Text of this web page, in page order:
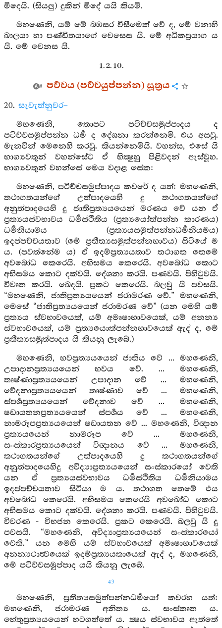
මිදෙයි. (සියලු) දුකින් මිදේ යයි කියමි.
මහණෙනි, යම් මේ බඹසර විසීමෙක් වේ ද, මේ වනාහි
බාලයා හා පණ්ඩිතයාගේ වෙසෙස යි. මේ අධිකප්‍රයාග ය
යි. මේ වෙනස යි.
1. 2. 10.
පච්චය (පච්චයුප්පන්න) සූත්‍රය
20. සැවැත්නුවර–
මහණෙනි, තොපට පටිච්චසමුප්පාදය ද
පටිච්චසමුප්පන්න ධර්‍ම ද දේශනා කරන්නෙමි. එය අසවු.
මැනවින් මෙනෙහි කරවු. කියන්නෙමියි. වහන්ස, එසේ යි
භාග්‍යවතුන් වහන්සේට ඒ භික්‍ෂුහු පිළිවදන් ඇස්වූහ.
භාග්‍යවතුන් වහන්සේ මෙය වදාළ සේක:
මහණෙනි, පටිච්චසමුප්පාදය කවරේ ද යත්: මහණෙනි,
තථාගතයන්ගේ උත්පාදයෙහි දු තථාගතයන්ගේ
අනුත්පාදයෙහි දු ජාතිප්‍රත්‍යයයෙන් මරණය වේ යන ඒ
ප්‍රත්‍යයස්වභාවය ධර්‍මස්ථිතිය (ප්‍රත්‍යයෝත්පන්න කාරණය)
ධර්‍මනියාමය (ප්‍රත්‍යයසමුත්පන්නධර්‍මනියමය)
ඉදප්පච්චයතාව (මේ ප්‍රතීත්‍යසමුත්පන්නභාවය) සිටියේ ම
ය. (පවත්නේම ය) ඒ ඉදම්ප්‍රත්‍යයතාව තථාගත තෙමේ
අවබෝධ කෙරෙයි. අභිසමය කෙරෙයි. අවබෝධ කොට
අභිසමය කොට දක්වයි. දේශනා කරයි. පණවයි. පිහිටුවයි.
විවෘත කරයි. බෙදයි. ප්‍රකට කෙරෙයි. බලවු යි පවසයි.
“මහණෙනි, ජාතිප්‍රත්‍යයයෙන් ජරාමරණ වේ.” මහණෙනි,
මෙසේ “ජාතිප්‍රත්‍යයයෙන් ජරාමරණ වේ” (යන මෙහි යම්
ප්‍රත්‍යය ස්වභාවයෙක්, යම් අමෘෂාභාවයෙක්, යම් අනන්‍ය
ස්වභාවයෙක්, යම් ප්‍රත්‍යයොත්පන්නභාවයෙක් ඇද් ද, මේ
ප්‍රතීත්‍යසමුත්පාදය යි කියනු ලැබේ.)
මහණෙනි, භවප්‍රත්‍යයයෙන් ජාතිය වේ ... මහණෙනි,
උපාදානප්‍රත්‍යයයෙන් භවය වේ. ... මහණෙනි,
තෘෂ්ණාප්‍රත්‍යයයෙන් උපාදාන වේ ... මහණෙනි,
වේදනාප්‍රත්‍යයයෙන් තෘෂ්ණාව වේ ... මහණෙනි,
ස්පර්‍ශප්‍රත්‍යයයෙන් වේදනාව වේ ... මහණෙනි,
ෂඩායතනප්‍රත්‍යයයෙන් ස්පර්‍ශය වේ ... මහණෙනි,
නාමරූපප්‍රත්‍යයයෙන් ෂඩායතන වේ ... මහණෙනි, විඥාන
ප්‍රත්‍යයයෙන් නාමරූප වේ ... මහණෙනි,
සංස්කාරප්‍රත්‍යයයෙන් විඥානය වේ ... මහණෙනි,
තථාගතයන්ගේ උත්පාදයෙහි දු තථාගතයන්ගේ
අනුත්පාදයෙහිදු අවිද්‍යාප්‍රත්‍යයයෙන් සංස්කාරයෝ වෙති
යන ඒ ප්‍රත්‍යයස්වභාවය ධර්‍මස්ථිතිය ධර්‍මනියාමය
ඉදප්පච්චයතාව සිටියා ම ය. තථාගත තෙමේ එය
අවබෝධ කෙරෙයි. අභිසමය කෙරෙයි අවබෝධ කොට
අභිසමය කොට දක්වයි. දේශනා කරයි. පණවයි. පිහිටුවයි.
විවරණ - විභජන කෙරෙයි. ප්‍රකට කෙරෙයි. බලවු යි දු
පවසයි. “මහණෙනි, අවිද්‍යාප්‍රත්‍යයයෙන් සංස්කාරයෝ
වෙති.” යන මෙහි යම් ස්වභාවයෙක් අමෘෂාභාවයෙක්
අනන්‍යථාත්‍වයෙක් ඉදම්ප්‍රත්‍යයතායෙක් ඇද් ද, මහණෙනි,
මේ පටිච්චසමුප්පාද යයි කියනු ලැබේ.
43
මහණෙනි, ප්‍රතීත්‍යසමුත්පන්නධර්‍මයෝ කවරහ යත්:
මහණෙනි, ජරාමරණ අනිත්‍ය ය. සංස්කෘත ය.
හේතුප්‍රත්‍යයයෙන් හටගත්තේ ය. ක්‍ෂය ස්වභාවය ඇත්තේ